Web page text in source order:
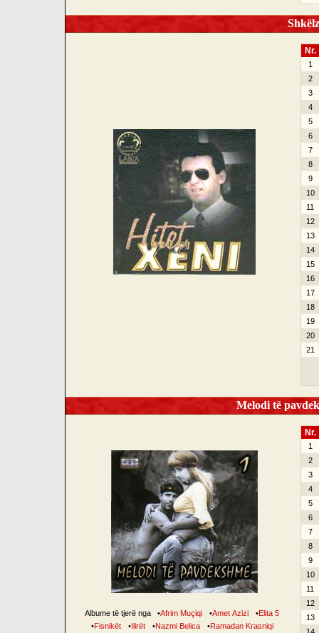
Nr.
1
2
3
4
5
6
7
8
9
10
11
12
13
14
15
16
17
18
19
20
21
Melodi të
Albume të tjerë nga •Afrim Muçiqi •Amet Azizi •Elita 5
•Fisnikët •Ilirët •Nazmi Belica •Ramadan Krasniqi
Nr.
1
2
3
4
5
6
7
8
9
10
11
12
13